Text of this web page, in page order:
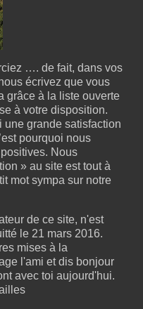
…. de fait, dans vos
écrivez que vous
grâce à la liste ouverte
à votre disposition.
une grande satisfaction
pourquoi nous
Nous
» au site est tout à
mot sympa sur notre
de ce site, n'est
le 21 mars 2016.
mises à la
l'ami et dis bonjour
avec toi aujourd'hui.